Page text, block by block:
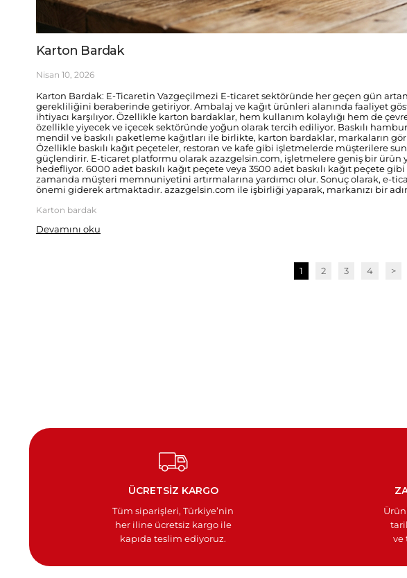
Karton Bardak
Nisan 10, 2026
Karton Bardak: E-Ticaretin Vazgeçilmezi E-ticaret sektöründe her geçen gün
gerekliliğini beraberinde getiriyor. Ambalaj ve kağıt ürünleri alanında faaliyet
ihtiyacı karşılıyor. Özellikle karton bardaklar, hem kullanım kolaylığı hem de
özellikle yiyecek ve içecek sektöründe yoğun olarak tercih ediliyor. Baskılı
mendil ve baskılı paketleme kağıtları ile birlikte, karton bardaklar, markaların
Özellikle baskılı kağıt peçeteler, restoran ve kafe gibi işletmelerde müşterilere
güçlendirir. E-ticaret platformu olarak azazgelsin.com, işletmelere geniş bir ürün
hedefliyor. 6000 adet baskılı kağıt peçete veya 3500 adet baskılı kağıt peçete
zamanda müşteri memnuniyetini artırmalarına yardımcı olur. Sonuç olarak, e-
önemi giderek artmaktadır. azazgelsin.com ile işbirliği yaparak, markanızı bir
Karton bardak
Devamını oku
1 2 3 4 >
ÜCRETSİZ KARGO
Tüm siparişleri, Türkiye’nin
her iline ücretsiz kargo ile
kapıda teslim ediyoruz.
ve